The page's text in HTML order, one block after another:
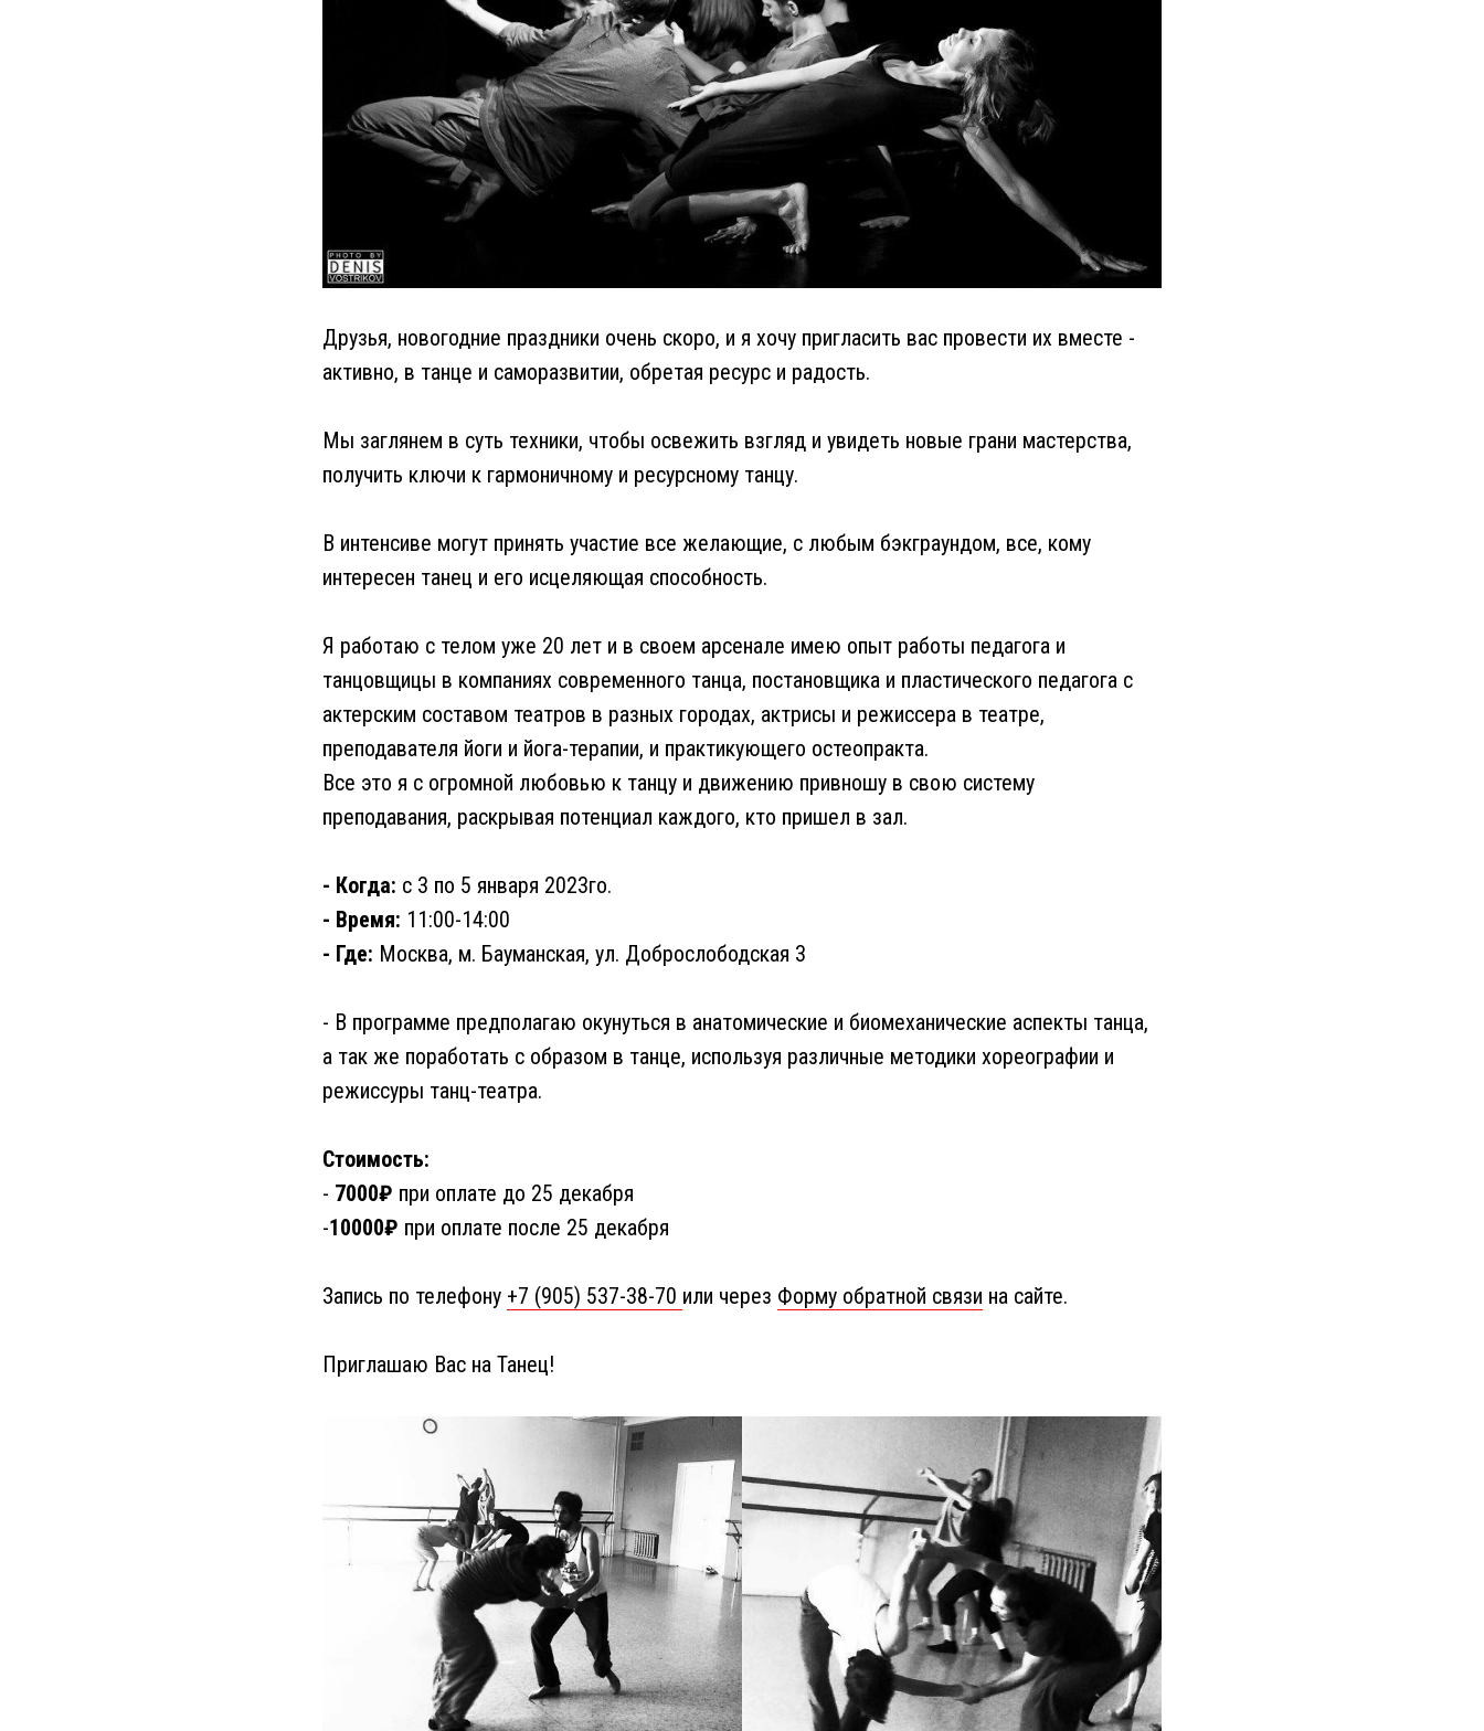
Друзья, новогодние праздники очень скоро, и я хочу пригласить вас провести их вместе -
активно, в танце и саморазвитии, обретая ресурс и радость.
Мы заглянем в суть техники, чтобы освежить взгляд и увидеть новые грани мастерства,
получить ключи к гармоничному и ресурсному танцу.
В интенсиве могут принять участие все желающие, с любым бэкграундом, все, кому
интересен танец и его исцеляющая способность.
Я работаю с телом уже 20 лет и в своем арсенале имею опыт работы педагога и
танцовщицы в компаниях современного танца, постановщика и пластического педагога с
актерским составом театров в разных городах, актрисы и режиссера в театре,
преподавателя йоги и йога-терапии, и практикующего остеопракта.
Все это я с огромной любовью к танцу и движению привношу в свою систему
преподавания, раскрывая потенциал каждого, кто пришел в зал.
- Когда: с 3 по 5 января 2023го.
- Время: 11:00-14:00
- Где: Москва, м. Бауманская, ул. Доброслободская 3
- В программе предполагаю окунуться в анатомические и биомеханические аспекты танца,
а так же поработать с образом в танце, используя различные методики хореографии и
режиссуры танц-театра.
Стоимость:
- 7000₽ при оплате до 25 декабря
-10000₽ при оплате после 25 декабря
Запись по телефону +7 (905) 537-38-70 или через Форму обратной связи на сайте.
Приглашаю Вас на Танец!